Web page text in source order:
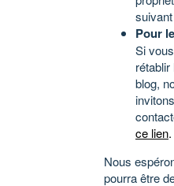
suivant
Pour
Si
rétablir
blog,
ce lien.
Nous
pourra être